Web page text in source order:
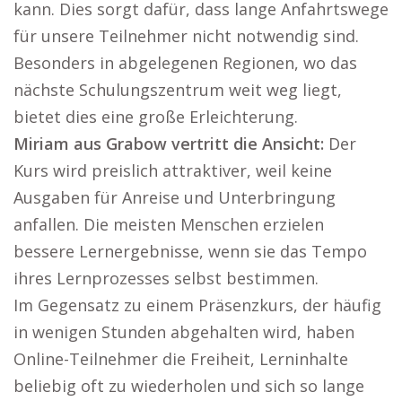
kann. Dies sorgt dafür, dass lange Anfahrtswege
für unsere Teilnehmer nicht notwendig sind.
Besonders in abgelegenen Regionen, wo das
nächste Schulungszentrum weit weg liegt,
bietet dies eine große Erleichterung.
Miriam aus Grabow vertritt die Ansicht: Der
Kurs wird preislich attraktiver, weil keine
Ausgaben für Anreise und Unterbringung
anfallen. Die meisten Menschen erzielen
bessere Lernergebnisse, wenn sie das Tempo
ihres Lernprozesses selbst bestimmen.
Im Gegensatz zu einem Präsenzkurs, der häufig
in wenigen Stunden abgehalten wird, haben
Online-Teilnehmer die Freiheit, Lerninhalte
beliebig oft zu wiederholen und sich so lange